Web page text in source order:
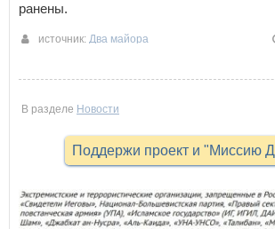
ранены.
источник: Два майора
В разделе Новости
Поддержи проект и "Миссию